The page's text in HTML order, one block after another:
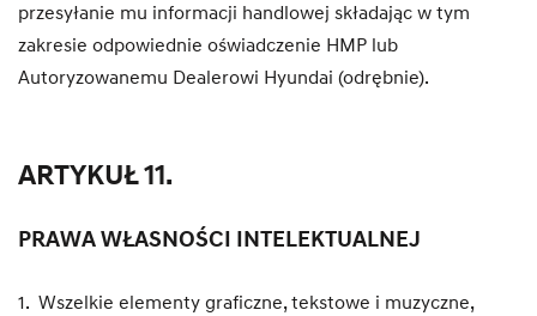
przesyłanie mu informacji handlowej składając w tym
zakresie odpowiednie oświadczenie HMP lub
Autoryzowanemu Dealerowi Hyundai (odrębnie).
ARTYKUŁ 11.
PRAWA WŁASNOŚCI INTELEKTUALNEJ
1. Wszelkie elementy graficzne, tekstowe i muzyczne,